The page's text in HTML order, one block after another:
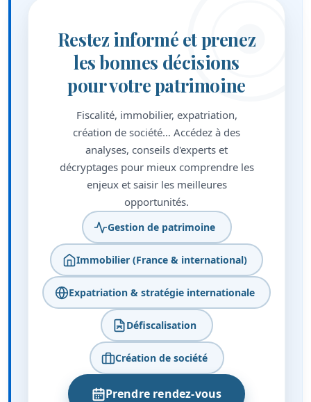
Restez informé et prenez
les bonnes décisions
pour votre patrimoine
Fiscalité, immobilier, expatriation,
création de société… Accédez à des
analyses, conseils d'experts et
décryptages pour mieux comprendre les
enjeux et saisir les meilleures
opportunités.
Gestion de patrimoine
Immobilier (France & international)
Expatriation & stratégie internationale
Défiscalisation
Création de société
Prendre rendez-vous